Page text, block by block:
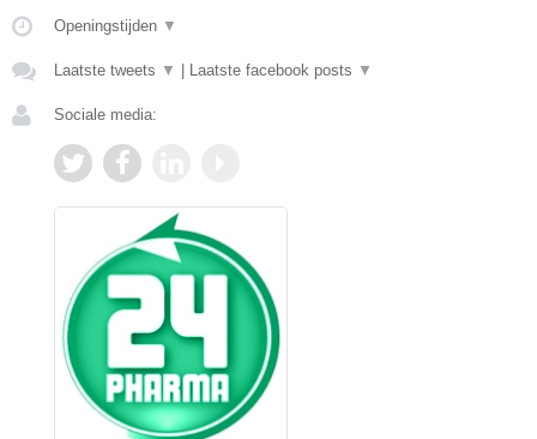
Openingstijden ▼
Laatste tweets ▼ Laatste facebook posts ▼
Sociale media: